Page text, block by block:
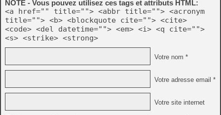
NOTE - Vous pouvez utilisez ces tags et attributs HTML:
<a href="" title=""> <abbr title=""> <acronym
title=""> <b> <blockquote cite=""> <cite>
<code> <del datetime=""> <em> <i> <q cite="">
<s> <strike> <strong>
Votre nom *
Votre adresse email *
Votre site internet